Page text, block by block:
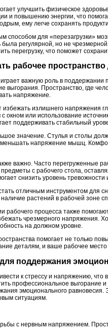
улучшить физическое
и повышению энергии, что
ему легче сохранять
способом для «перезагрузки»
регулярной, но не
перегрузку, что поможет
рабочее
важную роль в
выгорания. Пространство, где
напряжение.
избежать излишнего напряжения
окном или использование
поддерживать стабильный
значение. Стулья и столы
напряжение мышц.
важно. Часто перегруженные
с рабочего стола,
снизить уровень
отличным инструментом для
растений в рабочей зоне
рабочего процесса также
чрезмерного напряжения.
на должном уровне.
помогает не только
деталям, и ваше рабочее место
для поддержания
к стрессу и напряжению,
профессиональное выгорание
эмоционального
ситуациям.
с нервным напряжением.